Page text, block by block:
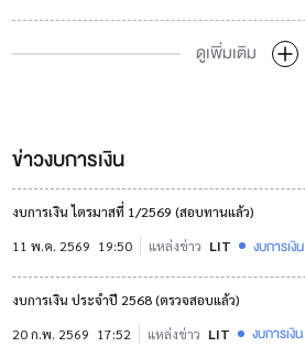
ดูเพิ่มเติม
ข่าวงบการเงิน
งบการเงิน ไตรมาสที่ 1/2569 (สอบทานแล้ว)
11 พ.ค. 2569 19:50 แหล่งข่าว LIT งบการเงิน
งบการเงิน ประจำปี 2568 (ตรวจสอบแล้ว)
20 ก.พ. 2569 17:52 แหล่งข่าว LIT งบการเงิน